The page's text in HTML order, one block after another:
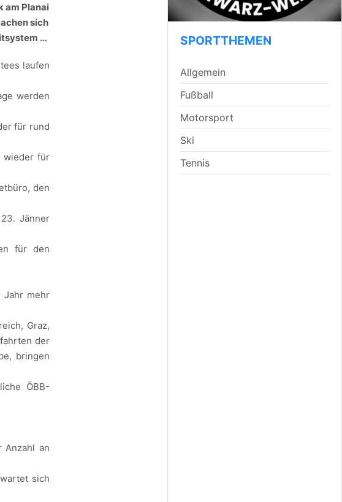
am Planai
sich
…
laufen
werden
für rund
wieder für
den
Jänner
für den
Jahr mehr
Graz,
der
bringen
ÖBB-
Anzahl an
sich
SPORTTHEMEN
Allgemein
Fußball
Motorsport
Ski
Tennis